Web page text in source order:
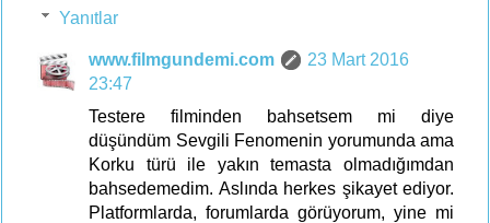
Yanıtlar
www.filmgundemi.com
23 Mart 2016
23:47
Testere filminden bahsetsem mi diye
düşündüm Sevgili Fenomenin yorumunda ama
Korku türü ile yakın temasta olmadığımdan
bahsedemedim. Aslında herkes şikayet ediyor.
Platformlarda, forumlarda görüyorum, yine mi